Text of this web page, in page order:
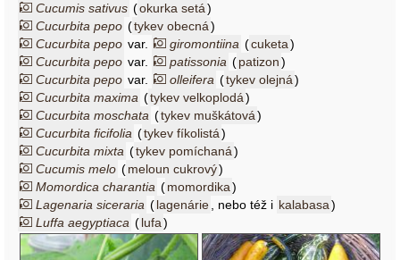
Cucumis sativus (okurka setá)
Cucurbita pepo (tykev obecná)
Cucurbita pepo var. giromontiina (cuketa)
Cucurbita pepo var. patissonia (patizon)
Cucurbita pepo var. olleifera (tykev olejná)
Cucurbita maxima (tykev velkoplodá)
Cucurbita moschata (tykev muškátová)
Cucurbita ficifolia (tykev fíkolistá)
Cucurbita mixta (tykev pomíchaná)
Cucumis melo (meloun cukrový)
Momordica charantia (momordika)
Lagenaria siceraria (lagenárie , nebo též i kalabasa)
Luffa aegyptiaca (lufa)